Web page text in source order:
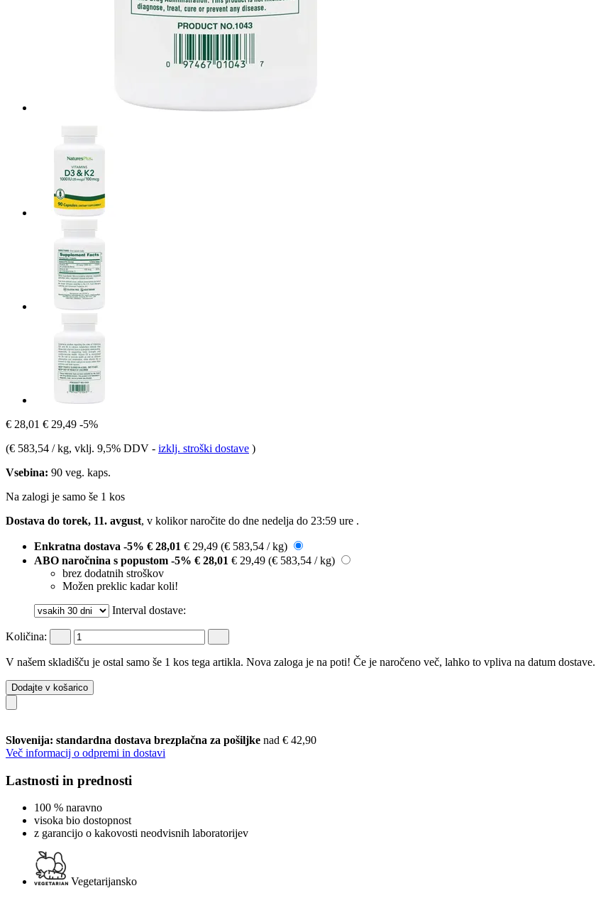
€ 28,01 € 29,49 -5%
(€ 583,54 / kg, vklj. 9,5% DDV - izklj. stroški dostave )
Vsebina: 90 veg. kaps.
Na zalogi je samo še 1 kos
Dostava do torek, 11. avgust, v kolikor naročite do dne nedelja do 23:59 ure .
Enkratna dostava -5% € 28,01 € 29,49 (€ 583,54 / kg)
ABO naročnina s popustom -5% € 28,01 € 29,49 (€ 583,54 / kg)
brez dodatnih stroškov
Možen preklic kadar koli!
Interval dostave:
Količina:
V našem skladišču je ostal samo še 1 kos tega artikla. Nova zaloga je na poti! Če je naročeno več, lahko to vpliva na datum dostave.
Dodajte v košarico
Slovenija: standardna dostava brezplačna za pošiljke nad € 42,90
Več informacij o odpremi in dostavi
Lastnosti in prednosti
100 % naravno
visoka bio dostopnost
z garancijo o kakovosti neodvisnih laboratorijev
Vegetarijansko